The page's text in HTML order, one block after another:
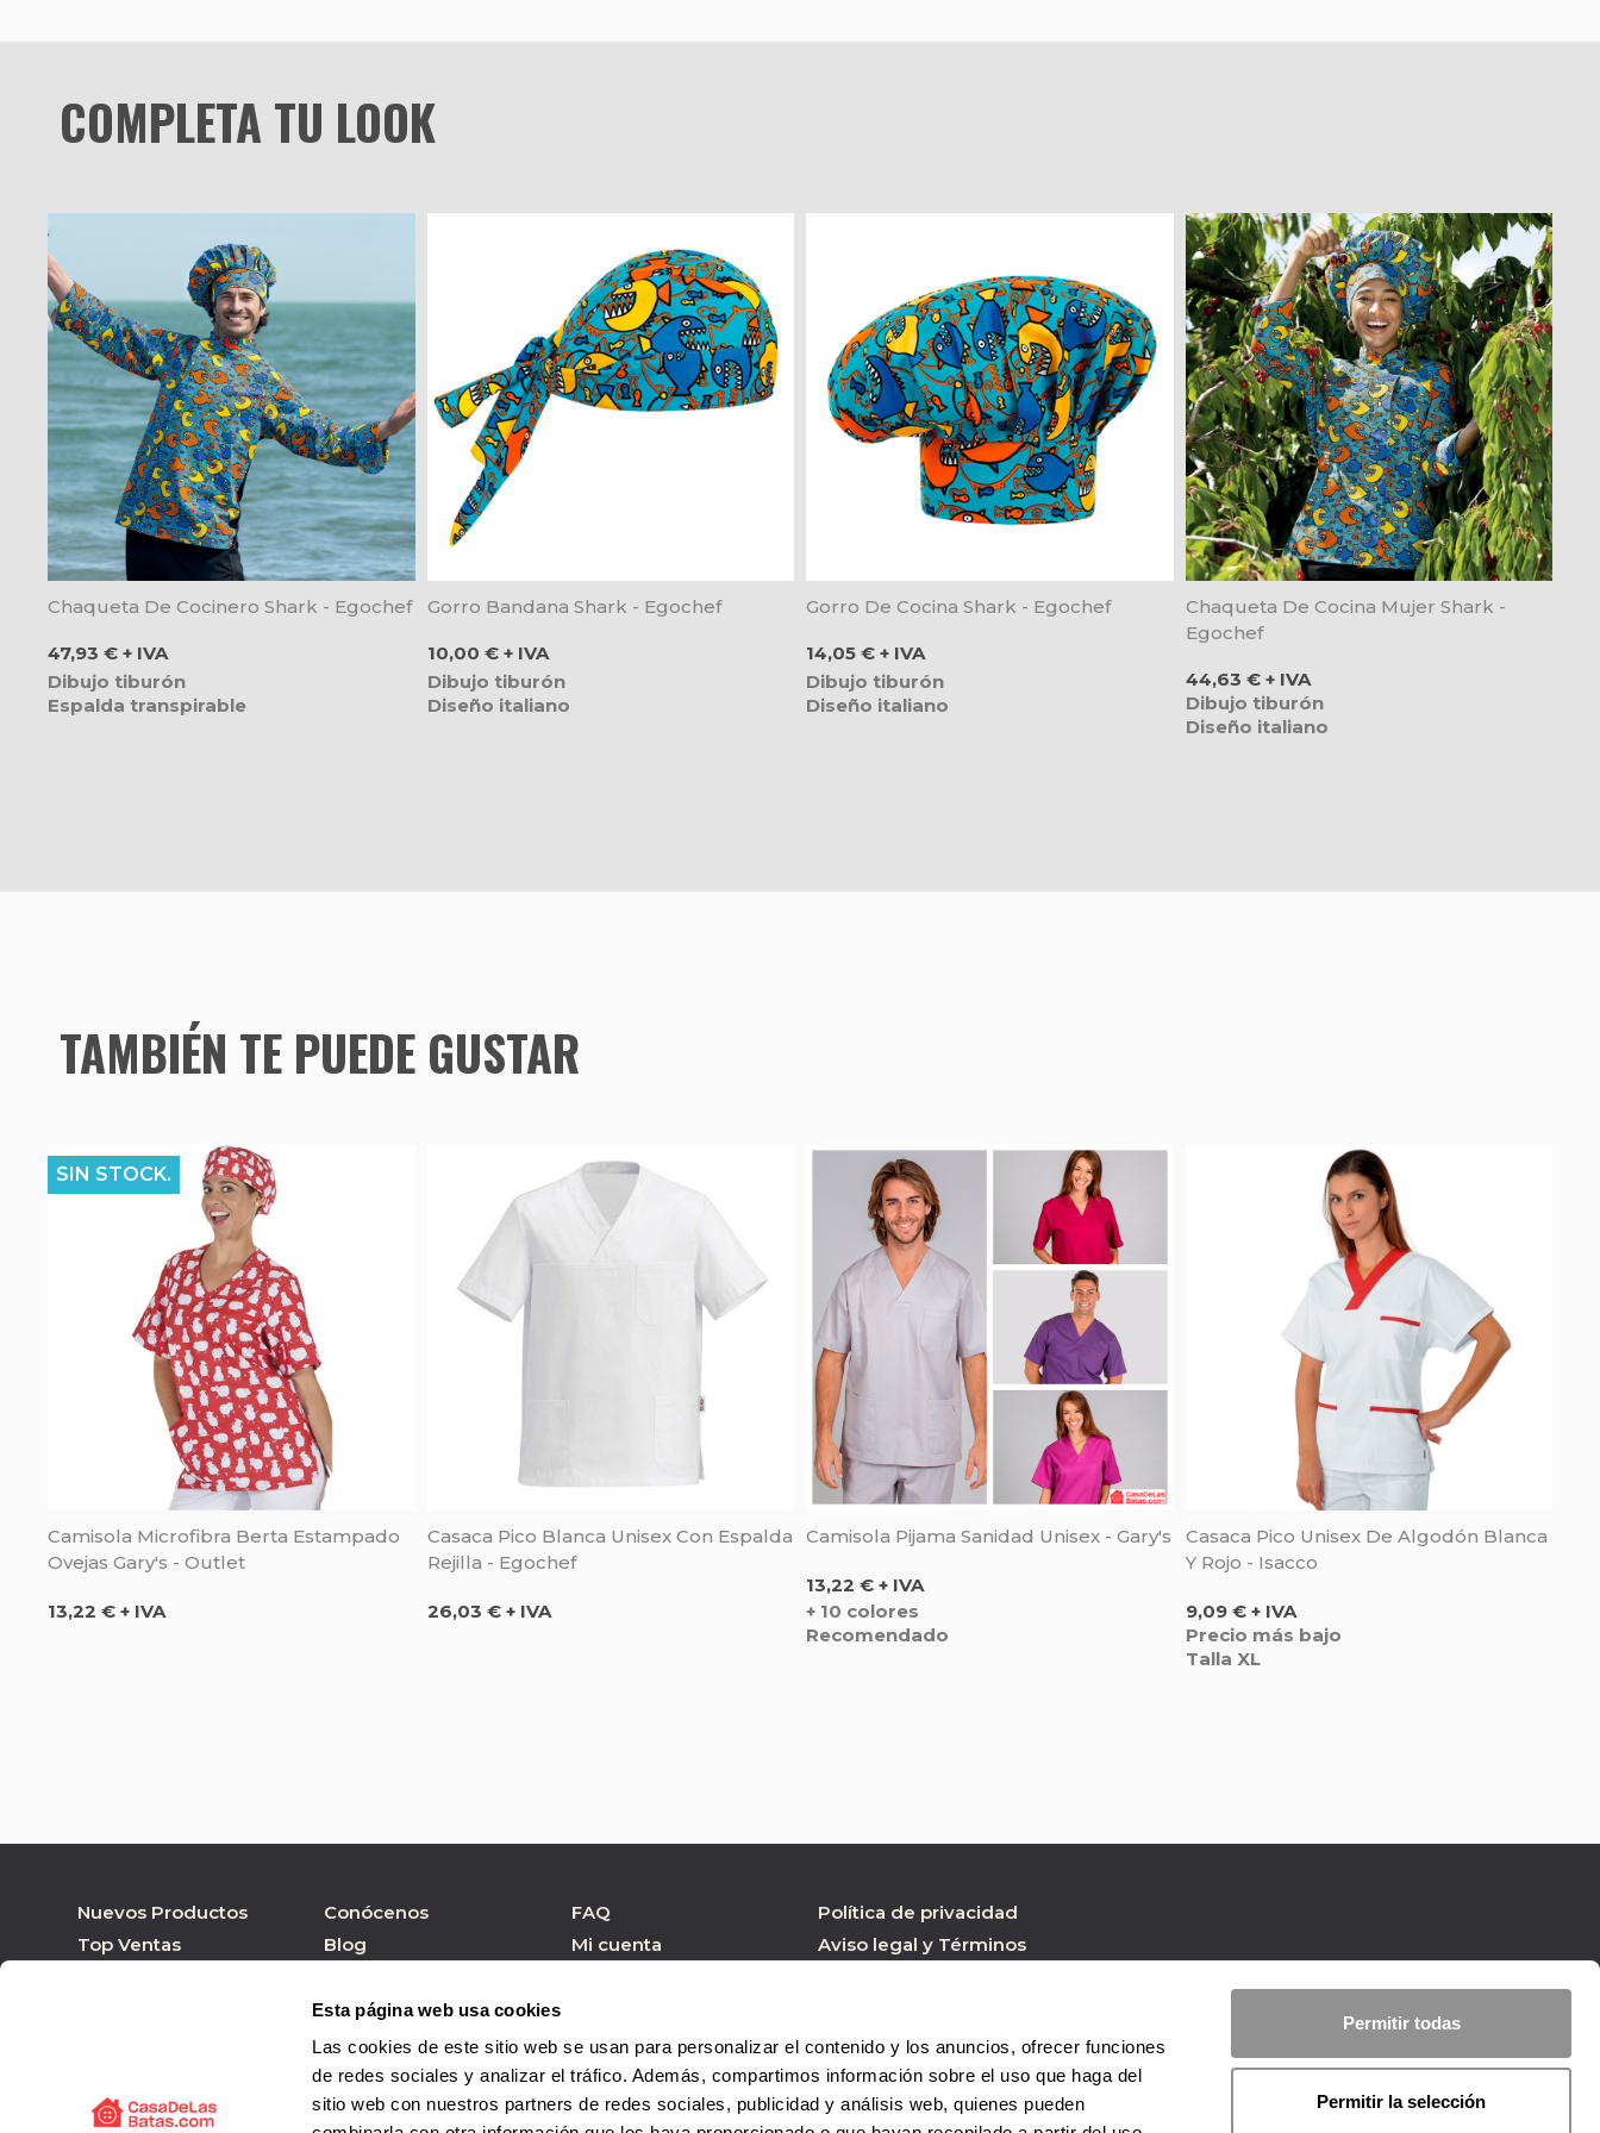
Esta página web usa cookies
Las cookies de este sitio web se usan para personalizar el contenido y los anuncios, ofrecer funciones
de redes sociales y analizar el tráfico. Además, compartimos información sobre el uso que haga del
sitio web con nuestros partners de redes sociales, publicidad y análisis web, quienes pueden
Permitir todas
Permitir la selección
COMPLETA TU LOOK
Chaqueta De Cocinero Shark - Egochef
Precio
47,93 € + IVA
Dibujo tiburón
Espalda transpirable
Gorro Bandana Shark - Egochef
Precio
10,00 € + IVA
Dibujo tiburón
Diseño italiano
Gorro De Cocina Shark - Egochef
Precio
14,05 € + IVA
Dibujo tiburón
Diseño italiano
Chaqueta De Cocina Mujer Shark -
Egochef
Precio
44,63 € + IVA
Dibujo tiburón
Diseño italiano
TAMBIÉN TE PUEDE GUSTAR
Camisola Microfibra Berta Estampado
Ovejas Gary's - Outlet
Precio
13,22 € + IVA
SIN STOCK.
Casaca Pico Blanca Unisex Con Espalda
Rejilla - Egochef
Precio
26,03 € + IVA
Camisola Pijama Sanidad Unisex - Gary's
Precio
13,22 € + IVA
+ 10 colores
Recomendado
Casaca Pico Unisex De Algodón Blanca
Y Rojo - Isacco
Precio
9,09 € + IVA
Precio más bajo
Talla XL
Nuevos Productos
Top Ventas
Conócenos
Blog
Tienda física
FAQ
Mi cuenta
Política de privacidad
Aviso legal y Términos
Condiciones de